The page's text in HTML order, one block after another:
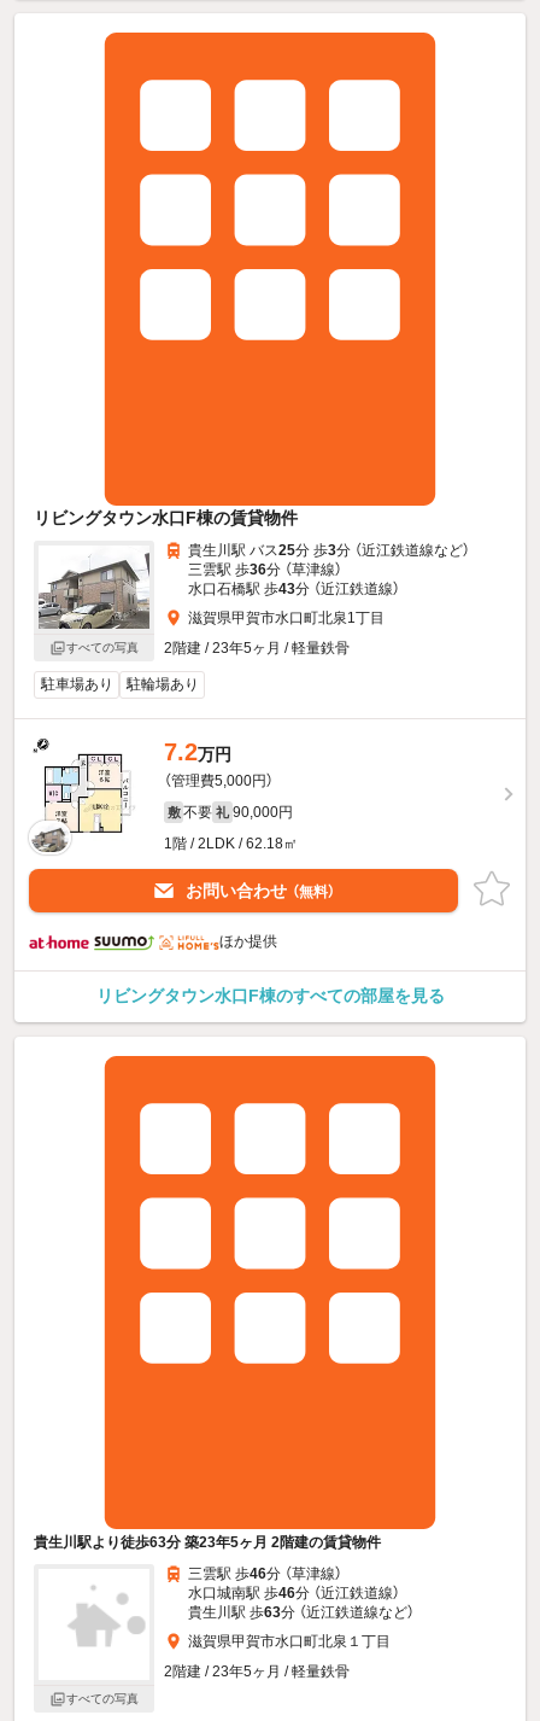
リビングタウン水口F棟の賃貸物件
すべての写真
貴生川駅 バス25分 歩3分 （近江鉄道線など）
三雲駅 歩36分 （草津線）
水口石橋駅 歩43分 （近江鉄道線）
滋賀県甲賀市水口町北泉1丁目
2階建 / 23年5ヶ月 / 軽量鉄骨
駐車場あり 駐輪場あり
7.2万円
（管理費5,000円）
敷 不要 礼 90,000円
1階 / 2LDK / 62.18㎡
お問い合わせ （無料）
ほか提供
リビングタウン水口F棟のすべての部屋を見る
貴生川駅より徒歩63分 築23年5ヶ月 2階建の賃貸物件
すべての写真
三雲駅 歩46分 （草津線）
水口城南駅 歩46分 （近江鉄道線）
貴生川駅 歩63分 （近江鉄道線など）
滋賀県甲賀市水口町北泉１丁目
2階建 / 23年5ヶ月 / 軽量鉄骨